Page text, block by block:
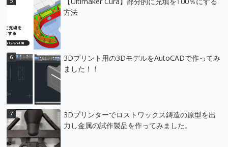
方法
3Dプリント用の3DモデルをAutoCADで作ってみ
ました！！
3Dプリンターでロストワックス鋳造の原型を出
力し金属の試作製品を作ってみました。